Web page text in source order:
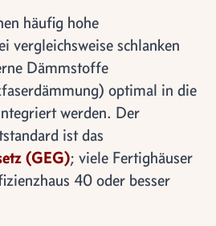
häufig hohe
vergleichsweise schlanken
Dämmstoffe
optimal in die
werden. Der
ist das
(GEG); viele Fertighäuser
40 oder besser